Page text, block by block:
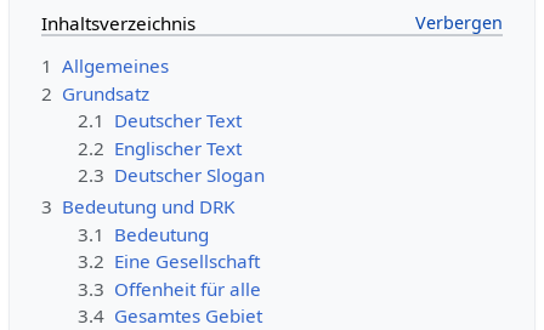
Inhaltsverzeichnis
1 Allgemeines
2 Grundsatz
2.1 Deutscher Text
2.2 Englischer Text
2.3 Deutscher Slogan
3 Bedeutung und DRK
3.1 Bedeutung
3.2 Eine Gesellschaft
3.3 Offenheit für alle
3.4 Gesamtes Gebiet